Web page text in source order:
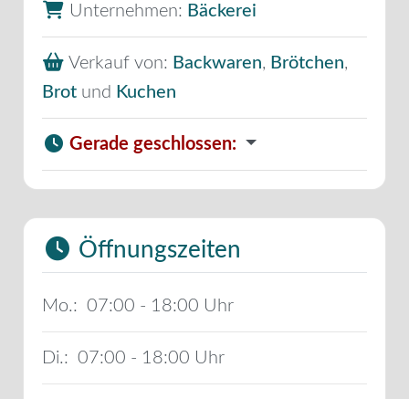
Unternehmen: Bäckerei
Verkauf von: Backwaren, Brötchen,
Brot und Kuchen
Gerade geschlossen:
Öffnungszeiten
Mo.: 07:00 - 18:00
Di.: 07:00 - 18:00